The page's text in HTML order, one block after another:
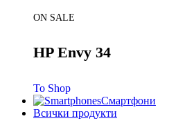
ON SALE
HP Envy 34
To Shop
Смартфони
Всички продукти